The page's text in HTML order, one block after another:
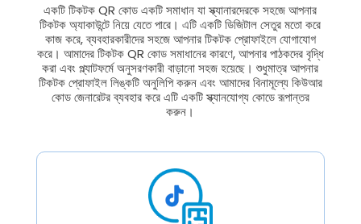
একটি টিকটক QR কোড একটি সমাধান যা স্ক্যানারদেরকে সহজে আপনার
টিকটক অ্যাকাউন্টে নিয়ে যেতে পারে। এটি একটি ডিজিটাল সেতুর মতো করে
কাজ করে, ব্যবহারকারীদের সহজে আপনার টিকটক প্রোফাইলে যোগাযোগ
করে। আমাদের টিকটক QR কোড সমাধানের কারণে, আপনার পাঠকদের বৃদ্ধি
করা এবং প্ল্যাটফর্মে অনুসরণকারী বাড়ানো সহজ হয়েছে। শুধুমাত্র আপনার
টিকটক প্রোফাইল লিঙ্কটি অনুলিপি করুন এবং আমাদের বিনামূল্যে কিউআর
কোড জেনারেটর ব্যবহার করে এটি একটি স্ক্যানযোগ্য কোডে রূপান্তর
করুন।